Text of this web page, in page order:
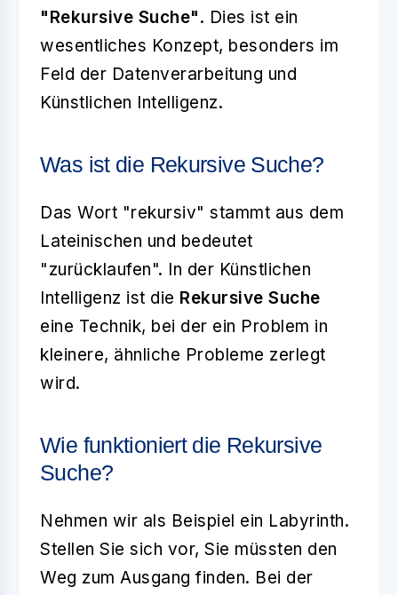
"Rekursive Suche". Dies ist ein
wesentliches Konzept, besonders im
Feld der Datenverarbeitung und
Künstlichen Intelligenz.
Was ist die Rekursive Suche?
Das Wort "rekursiv" stammt aus dem
Lateinischen und bedeutet
"zurücklaufen". In der Künstlichen
Intelligenz ist die Rekursive Suche
eine Technik, bei der ein Problem in
kleinere, ähnliche Probleme zerlegt
wird.
Wie funktioniert die Rekursive
Suche?
Nehmen wir als Beispiel ein Labyrinth.
Stellen Sie sich vor, Sie müssten den
Weg zum Ausgang finden. Bei der